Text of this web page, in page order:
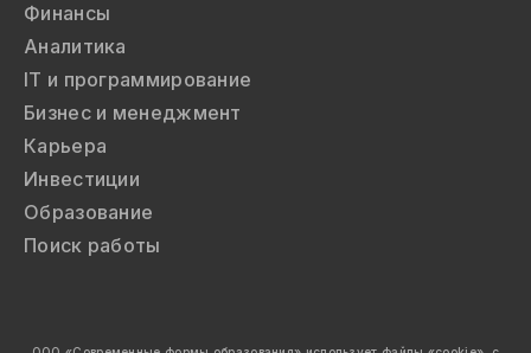
Финансы
Аналитика
IT и программирование
Бизнес и менеджмент
Карьера
Инвестиции
Образование
Поиск работы